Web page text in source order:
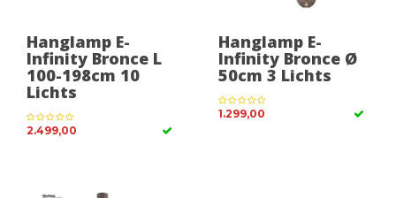
Hanglamp E-
Infinity Bronce L
100-198cm 10
Lichts
2.499,00
Hanglamp E-
Infinity Bronce Ø
50cm 3 Lichts
1.299,00